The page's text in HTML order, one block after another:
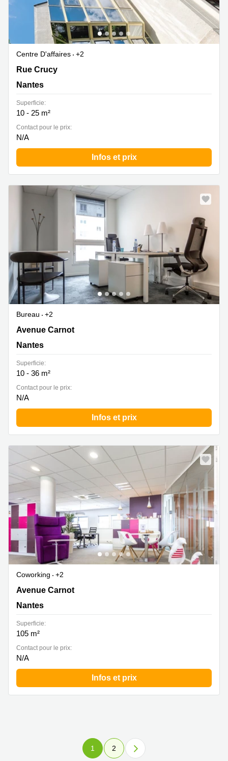
Centre D'affaires
+2
Immeuble L'Acropole, 2, rue Crucy, Nantes
Rue Crucy
Nantes
Superficie:
10 - 25 m²
Contact pour le prix:
N/A
Infos et prix
Bureau
+2
Avenue Carnot 12, Nantes
Avenue Carnot
Nantes
Superficie:
10 - 36 m²
Contact pour le prix:
N/A
Infos et prix
Coworking
+2
Avenue Carnot 12, Nantes
Avenue Carnot
Nantes
Superficie:
105 m²
Contact pour le prix:
N/A
Infos et prix
1 2